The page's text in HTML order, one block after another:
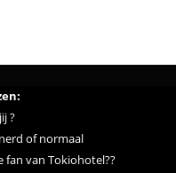
?
of normaal
fan van Tokiohotel??